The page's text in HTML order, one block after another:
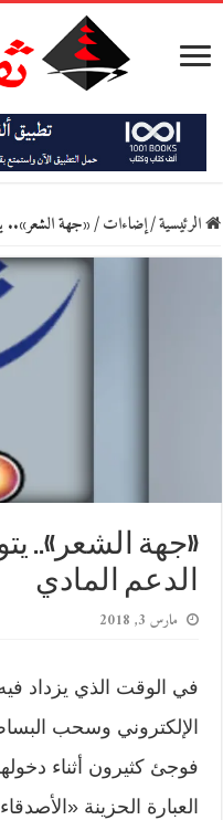
الرئيسية/إضاءات/«جهة الشعر»..
«جهة الشعر»..
الدعم المادي
مارس 3, 2018
في الوقت الذي يزداد
الإلكتروني وسحب
فوجئ كثيرون أثناء
العبارة الحزينة